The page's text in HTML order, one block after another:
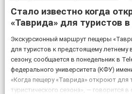
Стало известно когда
«Таврида» для туристов
Экскурсионный маршрут пещеры
для туристов к предстоящему летнему
сезону, сообщается в понедельник в
федерального университета (КФУ)
«Когда пещеру «Таврида» откроют для
туристического сезона», — говорится